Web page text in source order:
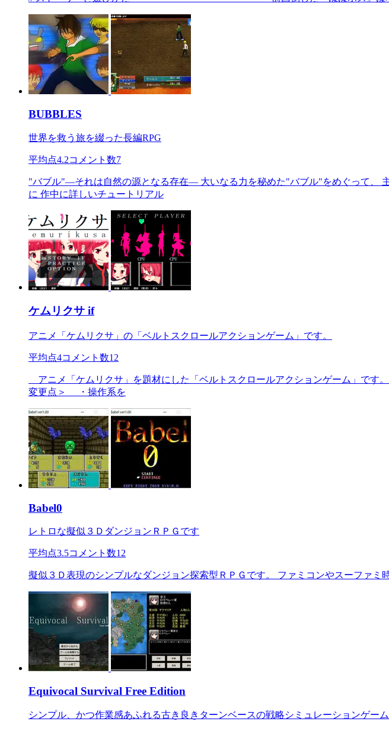
BUBBLES
世界を救う旅を綴った長編RPG
平均点4.2コメント数7
"バブル"―それは自然の源となる存在― 大いなる力を秘めた"バブル"をめぐって、
に 作中に詳しいチュートリアル
ケムリクサ if
アニメ「ケムリクサ」の「ベルトスクロールアクションゲーム」です。
平均点4コメント数12
アニメ「ケムリクサ」を題材にした「ベルトスクロールアクションゲーム」で
変更点＞ ・操作系を
Babel0
レトロな擬似３ＤダンジョンＲＰＧです
平均点3.5コメント数12
擬似３Ｄ表現のシンプルなダンジョン探索型ＲＰＧです。 ファミコンやスーファ
Equivocal Survival Free Edition
シンプル、かつ作業感あふれる古き良きターンベースの戦略シミュレーションゲーム